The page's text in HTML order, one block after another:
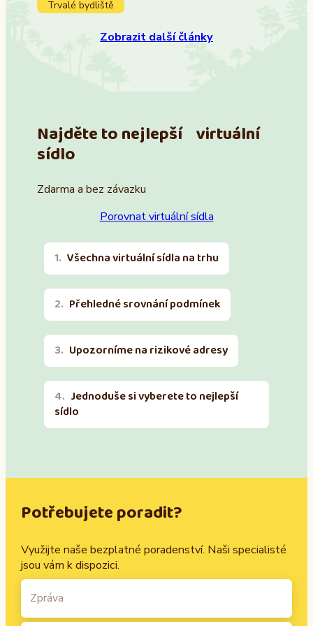
Trvalé bydliště
Zobrazit další články
Najděte to nejlepší virtuální
sídlo
Zdarma a bez závazku
Porovnat virtuální sídla
Všechna virtuální sídla na trhu
Přehledné srovnání podmínek
Upozorníme na rizikové adresy
Jednoduše si vyberete to nejlepší
sídlo
Potřebujete poradit?
Využijte naše bezplatné poradenství. Naši specialisté
jsou vám k dispozici.